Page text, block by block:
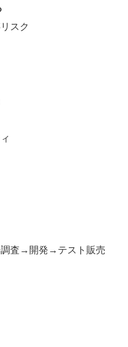
スク
査→開発→テスト販売